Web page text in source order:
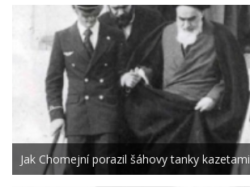
Jak Chomejní porazil šáhovy tanky kazetami